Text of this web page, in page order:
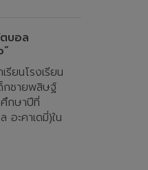
บอล
ยนโรงเรียน
กชายพสิษฐ์
กษาปีที่
อะคาเดมี่)ใน